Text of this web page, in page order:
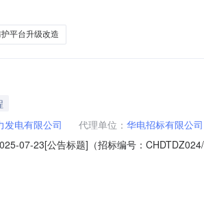
2）投标报价：164.880000万元，质量：
平台升级改造
发电有限公司 代理单位： 华电招标有限公司
07-23[公告标题]（招标编号：
2.1招标采购项目地址：吉林省白城市大安